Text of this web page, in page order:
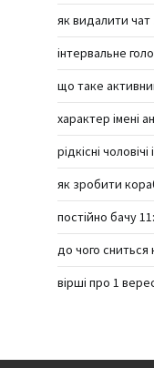
як видалити чат
інтервальне
що таке
характер імені
рідкісні
як зробити
постійно бачу
до чого сниться
вірші про 1